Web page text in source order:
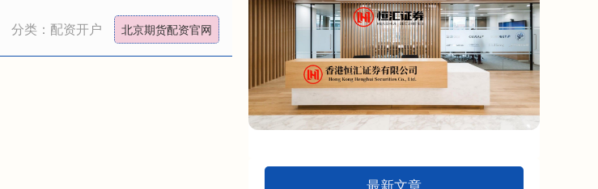
分类：配资开户 北京期货配资官网
最新文章